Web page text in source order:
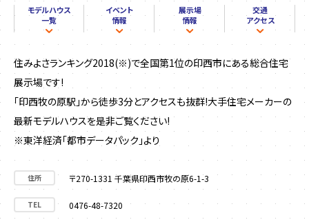
モデルハウス
一覧
イベント
情報
展示場
情報
交通
アクセス
住みよさランキング2018(※)で全国第1位の印西市にある総合住宅
展示場です!
「印西牧の原駅」から徒歩3分とアクセスも抜群!大手住宅メーカーの
最新モデルハウスを是非ご覧ください!
※東洋経済「都市データパック」より
住所 〒270-1331 千葉県印西市牧の原6-1-3
TEL 0476-48-7320